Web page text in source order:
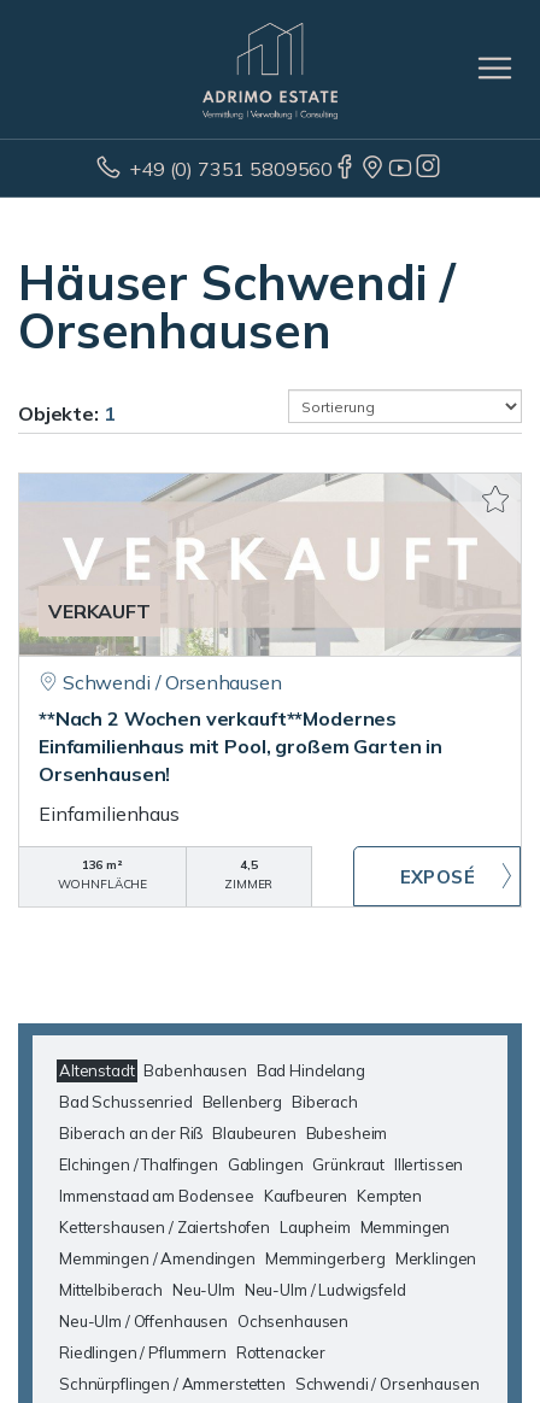
+49 (0) 7351 5809560
Häuser Schwendi /
Orsenhausen
Objekte: 1
VERKAUFT
Schwendi / Orsenhausen
**Nach 2 Wochen verkauft**Modernes
Einfamilienhaus mit Pool, großem Garten in
Orsenhausen!
Einfamilienhaus
136 m²
WOHNFLÄCHE
4,5
ZIMMER
Altenstadt Babenhausen Bad Hindelang
Bad Schussenried Bellenberg Biberach
Biberach an der Riß Blaubeuren Bubesheim
Elchingen / Thalfingen
Gablingen Grünkraut Illertissen
Immenstaad am Bodensee Kaufbeuren Kempten
Kettershausen / Zaiertshofen Laupheim Memmingen
Memmingen / Amendingen Memmingerberg Merklingen
Mittelbiberach Neu-Ulm Neu-Ulm / Ludwigsfeld
Neu-Ulm / Offenhausen
Ochsenhausen
Riedlingen / Pflummern Rottenacker
Schnürpflingen / Ammerstetten
Schwendi / Orsenhausen